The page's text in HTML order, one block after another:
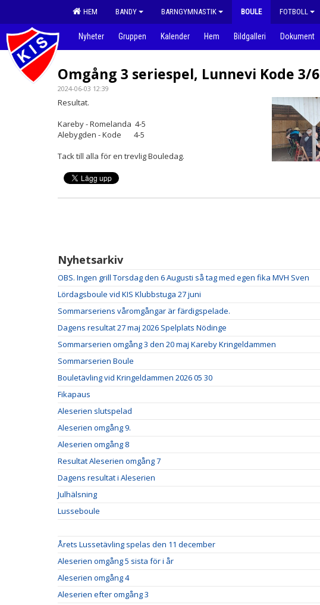
HEM BANDY BARNGYMNASTIK BOULE FOTBOLL
Nyheter Gruppen Kalender Hem Bildgalleri Dokument
Omgång 3 seriespel, Lunnevi Kode 3/6
2024-06-03 12:39
Resultat.
Kareby - Romelanda 4-5
Alebygden - Kode 4-5
Tack till alla för en trevlig Bouledag.
Nyhetsarkiv
OBS. Ingen grill Torsdag den 6 Augusti så tag med egen fika MVH Sven
Lördagsboule vid KIS Klubbstuga 27 juni
Sommarseriens våromgångar är färdigspelade.
Dagens resultat 27 maj 2026 Spelplats Nödinge
Sommarserien omgång 3 den 20 maj Kareby Kringeldammen
Sommarserien Boule
Bouletävling vid Kringeldammen 2026 05 30
Fikapaus
Aleserien slutspelad
Aleserien omgång 9.
Aleserien omgång 8
Resultat Aleserien omgång 7
Dagens resultat i Aleserien
Julhälsning
Lusseboule
Årets Lussetävling spelas den 11 december
Aleserien omgång 5 sista för i år
Aleserien omgång 4
Aleserien efter omgång 3